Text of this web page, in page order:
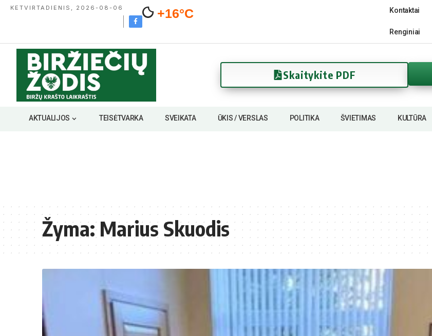
KETVIRTADIENIS, 2026-08-06 +16°C Kontaktai
Renginiai
Skaitykite PDF
AKTUALIJOS TEISĖTVARKA SVEIKATA ŪKIS / VERSLAS POLITIKA ŠVIETIMAS KULTŪRA
Žyma:Marius Skuodis